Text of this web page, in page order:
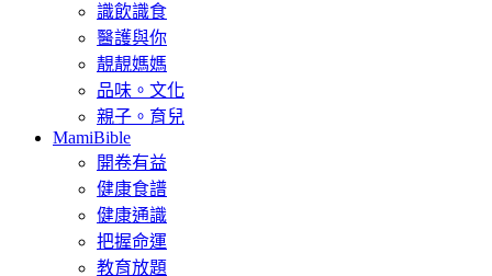
識飲識食
醫護與你
靚靚媽媽
品味。文化
親子。育兒
MamiBible
開卷有益
健康食譜
健康通識
把握命運
教育放題